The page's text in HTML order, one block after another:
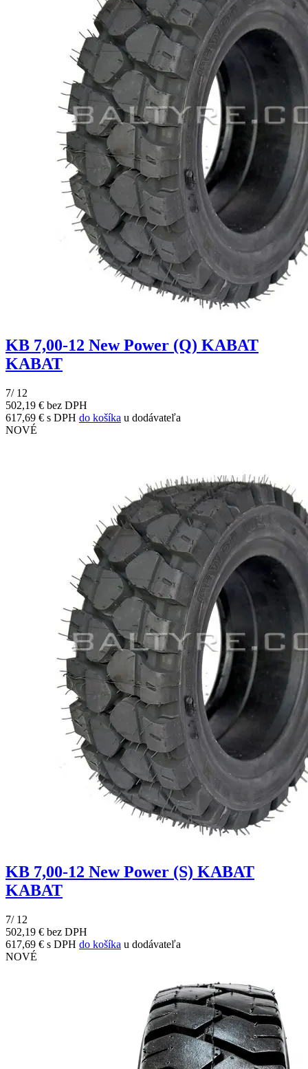
KB 7,00-12 New Power (Q) KABAT
KABAT
7/ 12
502,19 € bez DPH
617,69 € s DPH do košíka u dodávateľa
NOVÉ
KB 7,00-12 New Power (S) KABAT
KABAT
7/ 12
502,19 € bez DPH
617,69 € s DPH do košíka u dodávateľa
NOVÉ